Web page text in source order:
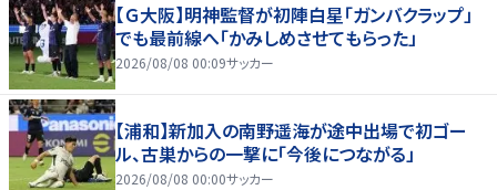
【Ｇ大阪】明神監督が初陣白星「ガンバクラップ」
でも最前線へ「かみしめさせてもらった」
2026/08/08 00:09サッカー
【浦和】新加入の南野遥海が途中出場で初ゴー
ル、古巣からの一撃に「今後につながる」
2026/08/08 00:00サッカー